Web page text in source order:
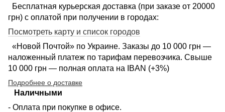
Бесплатная курьерская доставка (при заказе от 20000
грн) с оплатой при получении в городах:
Посмотреть карту и список городов
«Новой Почтой» по Украине. Заказы до 10 000 грн —
наложенный платеж по тарифам перевозчика. Свыше
10 000 грн — полная оплата на IBAN (+3%)
Подробнее о доставке
Наличными
- Оплата при покупке в офисе.